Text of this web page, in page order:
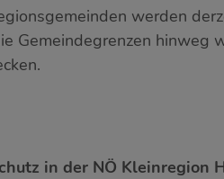
werden
Gemeindegrenzen hinweg
in der NÖ Kleinregion